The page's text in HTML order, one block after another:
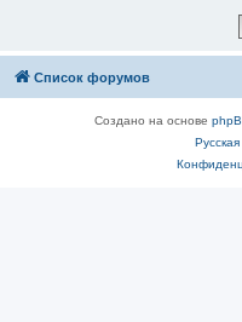
Список форумов
Создано на основе